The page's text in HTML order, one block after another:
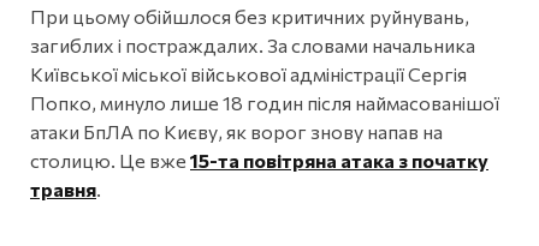
При цьому обійшлося без критичних руйнувань,
загиблих і постраждалих. За словами начальника
Київської міської військової адміністрації Сергія
Попко, минуло лише 18 годин після наймасованішої
атаки БпЛА по Києву, як ворог знову напав на
столицю. Це вже 15-та повітряна атака з початку
травня